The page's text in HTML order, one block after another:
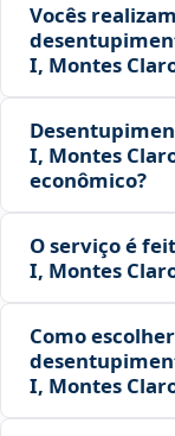
Vocês
I, Montes
I, Montes
econômico?
O serviço é
I, Montes
Como
I, Montes